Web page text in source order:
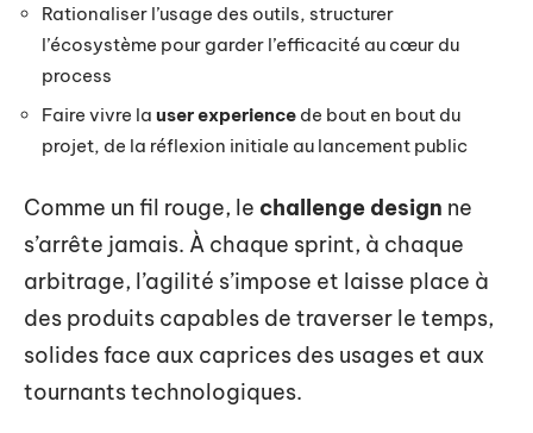
Rationaliser l’usage des outils, structurer
l’écosystème pour garder l’efficacité au cœur du
process
Faire vivre la user experience de bout en bout du
projet, de la réflexion initiale au lancement public
Comme un fil rouge, le challenge design ne
s’arrête jamais. À chaque sprint, à chaque
arbitrage, l’agilité s’impose et laisse place à
des produits capables de traverser le temps,
solides face aux caprices des usages et aux
tournants technologiques.